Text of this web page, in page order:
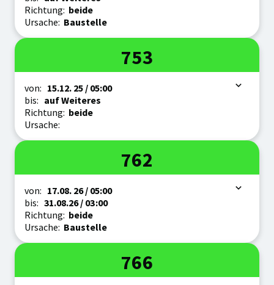
Richtung: beide
Ursache: Baustelle
Linie
753
Zeitraum
von: 15.12. 25/ 05:00
bis: auf Weiteres
Richtung: beide
Ursache:
Linie
762
Zeitraum
von: 17.08. 26/ 05:00
bis: 31.08.26/ 03:00
Richtung: beide
Ursache: Baustelle
Linie
766